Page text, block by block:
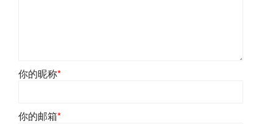
你的昵称*
你的邮箱*